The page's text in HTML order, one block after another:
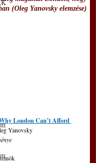
(Oleg Yanovsky elemzése)
London Can’t Afford
Yanovsky